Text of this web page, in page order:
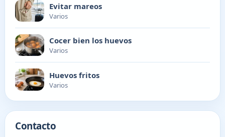
Evitar mareos
Varios
Cocer bien los huevos
Varios
Huevos fritos
Varios
Contacto